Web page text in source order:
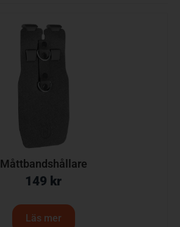
Måttbandshållare
149 kr
Läs mer